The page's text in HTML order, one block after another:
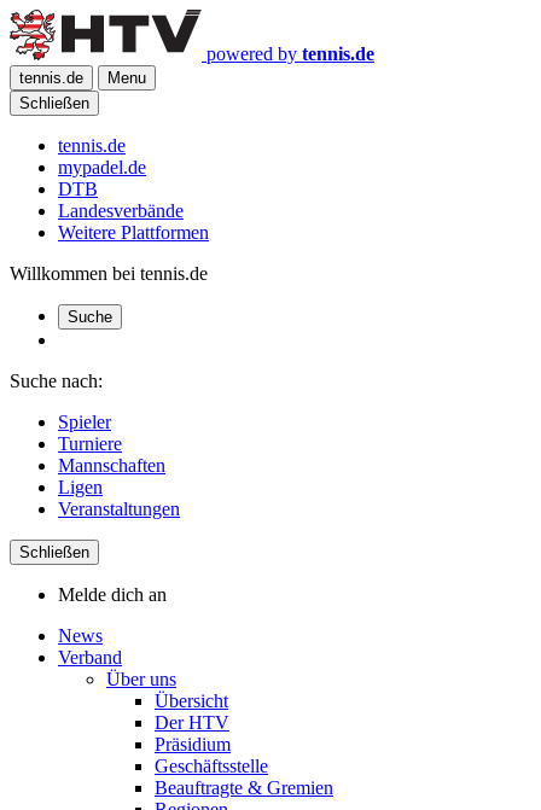
powered by tennis.de
tennis.de
Menu
Schließen
tennis.de
mypadel.de
DTB
Landesverbände
Weitere Plattformen
Willkommen bei tennis.de
Suche
Suche nach:
Spieler
Turniere
Mannschaften
Ligen
Veranstaltungen
Schließen
Melde dich an
News
Verband
Über uns
Übersicht
Der HTV
Präsidium
Geschäftsstelle
Beauftragte & Gremien